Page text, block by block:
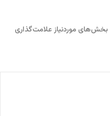
بخش‌های موردنیاز علامت‌گذاری